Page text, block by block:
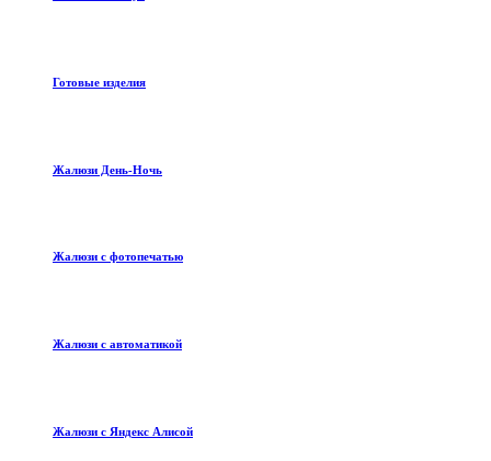
Готовые изделия
Жалюзи День-Ночь
Жалюзи с фотопечатью
Жалюзи с автоматикой
Жалюзи с Яндекс Алисой